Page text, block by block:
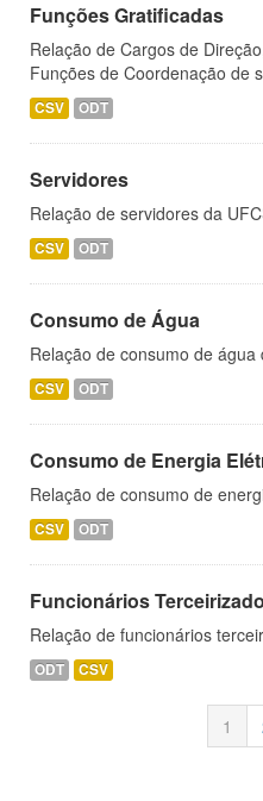
Funções Gratificadas
Relação de Cargos de
Funções de Coordenação de
CSV ODT
Servidores
Relação de servidores da
CSV ODT
Consumo de Água
Relação de consumo de água
CSV ODT
Consumo de Energia
Relação de consumo de
CSV ODT
Funcionários
Relação de funcionários
ODT CSV
1